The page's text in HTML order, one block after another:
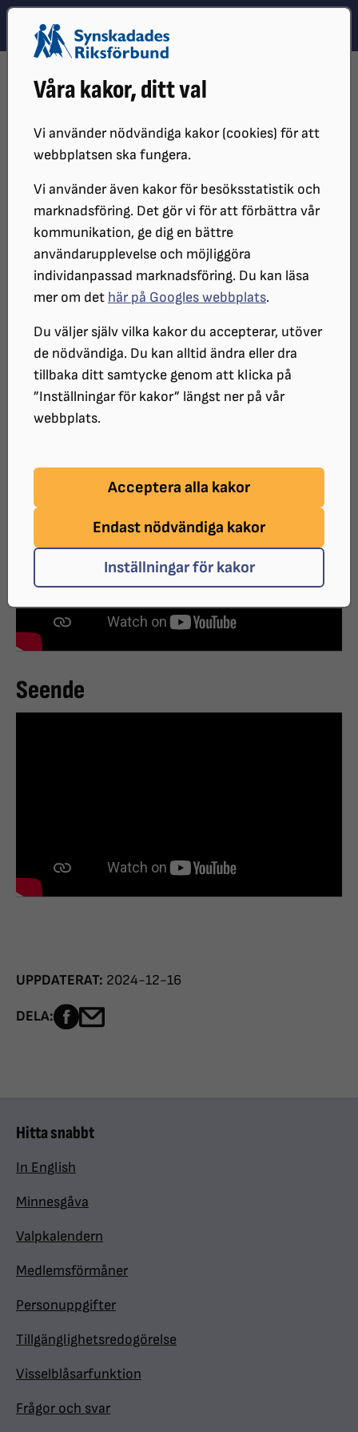
Våra kakor, ditt val
Vi använder nödvändiga kakor (cookies) för att
webbplatsen ska fungera.
Vi använder även kakor för besöksstatistik och
marknadsföring. Det gör vi för att förbättra vår
kommunikation, ge dig en bättre
användarupplevelse och möjliggöra
individanpassad marknadsföring. Du kan läsa
mer om det här på Googles webbplats.
Du väljer själv vilka kakor du accepterar, utöver
de nödvändiga. Du kan alltid ändra eller dra
tillbaka ditt samtycke genom att klicka på
”Inställningar för kakor” längst ner på vår
webbplats.
Acceptera alla kakor
Endast nödvändiga kakor
Inställningar för kakor
Hoppa till innehåll
Hoppa till hitta snabbt
FORMULÄR
Formulär
Skärmläsare
Seende
UPPDATERAT: 2024-12-16
DELA: Dela sidan på Facebook
Dela sidan med e-post
Hitta snabbt
In English
Minnesgåva
Valpkalendern
Medlemsförmåner
Personuppgifter
Tillgänglighetsredogörelse
Visselblåsarfunktion
Frågor och svar